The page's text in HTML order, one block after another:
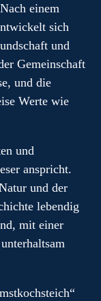
einem
sich
und
Gemeinschaft
und die
Werte wie
und
anspricht.
und der
lebendig
mit einer